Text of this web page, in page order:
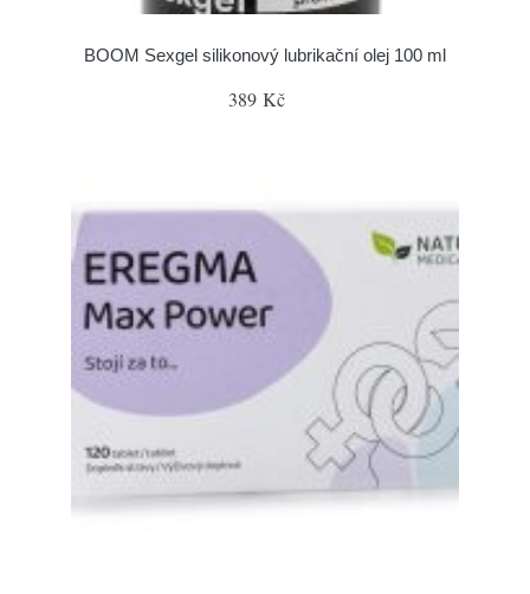
BOOM Sexgel silikonový lubrikační olej 100 ml
389 Kč